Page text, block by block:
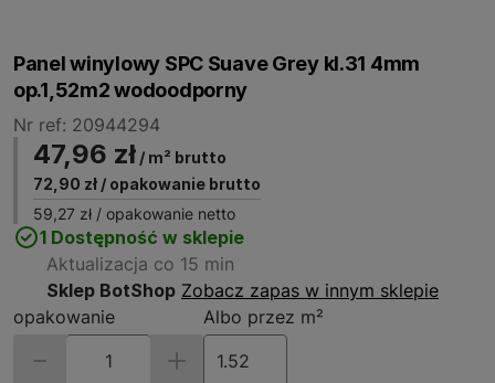
Panel winylowy SPC Suave Grey kl.31 4mm
op.1,52m2 wodoodporny
Nr ref: 20944294
47,96 zł / m² brutto
72,90 zł / opakowanie brutto
59,27 zł / opakowanie netto
1 Dostępność w sklepie
Aktualizacja co 15 min
Sklep BotShop Zobacz zapas w innym sklepie
opakowanie
Albo przez m²